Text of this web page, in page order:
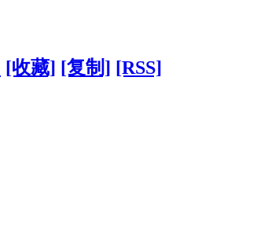
[收藏] [复制] [RSS]